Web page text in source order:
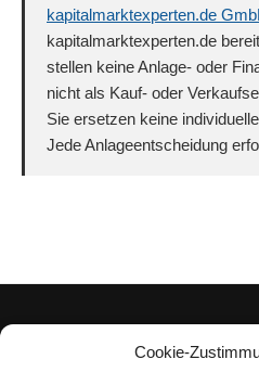
Cookie-
kapitalmarktexperten.de
kapitalmarktexperten.de
stellen keine Anlage- oder
nicht als Kauf- oder
Sie ersetzen keine
Jede Anlageentscheidung